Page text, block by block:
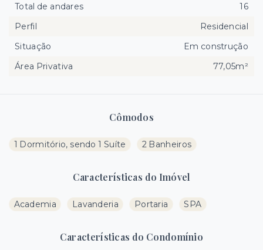
Cômodos
1 Dormitório, sendo 1 Suíte 2 Banheiros
Características do Imóvel
Academia Lavanderia Portaria SPA
Características do Condomínio
Total de andares
16
Perfil
Residencial
Situação
Em construção
Área Privativa
77,05m²